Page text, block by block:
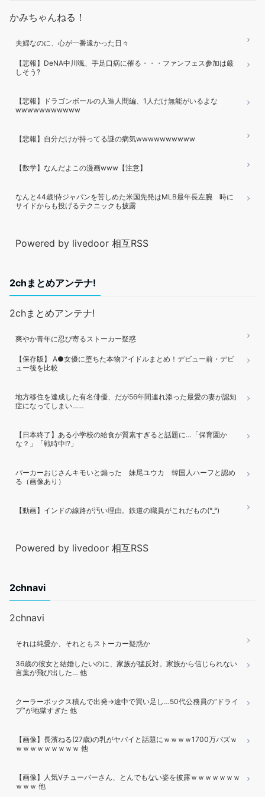
かみちゃんねる！
夫婦なのに、心が一番遠かった日々
【悲報】DeNA中川颯、手足口病に罹る・・・ファンフェス参加は厳
しそう?
【悲報】ドラゴンボールの人造人間編、1人だけ無能がいるよな
wwwwwwwwwww
【悲報】自分だけが持ってる謎の病気wwwwwwwwww
【数学】なんだよこの漫画www【注意】
なんと44歳!侍ジャパンを苦しめた米国先発はMLB最年長左腕 時に
サイドからも投げるテクニックも披露
Powered by livedoor 相互RSS
2chまとめアンテナ!
2chまとめアンテナ!
爽やか青年に忍び寄るストーカー疑惑
【保存版】 A●女優に堕ちた本物アイドルまとめ！デビュー前・デビ
ュー後を比較
地方移住を達成した有名俳優、だが56年間連れ添った最愛の妻が認知
症になってしまい……
【日本終了】ある小学校の給食が質素すぎると話題に…「保育園か
な？」「戦時中!?」
パーカーおじさんキモいと煽った 妹尾ユウカ 韓国人ハーフと認め
る（画像あり）
【動画】インドの線路が汚い理由。鉄道の職員がこれだもの(°_°)
Powered by livedoor 相互RSS
2chnavi
2chnavi
それは純愛か、それともストーカー疑惑か
36歳の彼女と結婚したいのに、家族が猛反対。家族から信じられない
言葉が飛び出した… 他
クーラーボックス積んで出発→途中で買い足し…50代公務員の“ドライ
ブ”が地獄すぎた 他
【画像】長濱ねる(27歳)の乳がヤバイと話題にｗｗｗｗ1700万バズｗ
ｗｗｗｗｗｗｗｗｗ 他
【画像】人気Vチューバーさん、とんでもない姿を披露ｗｗｗｗｗｗｗ
ｗｗｗ 他